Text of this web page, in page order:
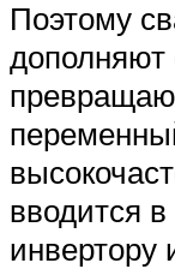
Поэтому
дополняют
вводится
инвертору